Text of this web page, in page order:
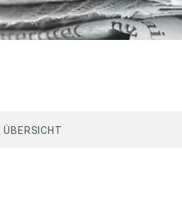
ÜBERSICHT